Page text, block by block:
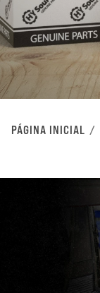
PÁGINA INICIAL